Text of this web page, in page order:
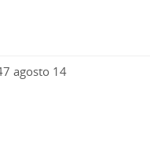
agosto 14